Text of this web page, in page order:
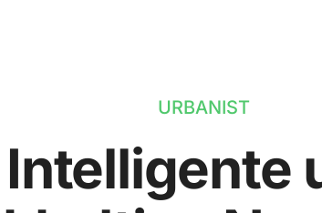
URBANIST
Intelligente